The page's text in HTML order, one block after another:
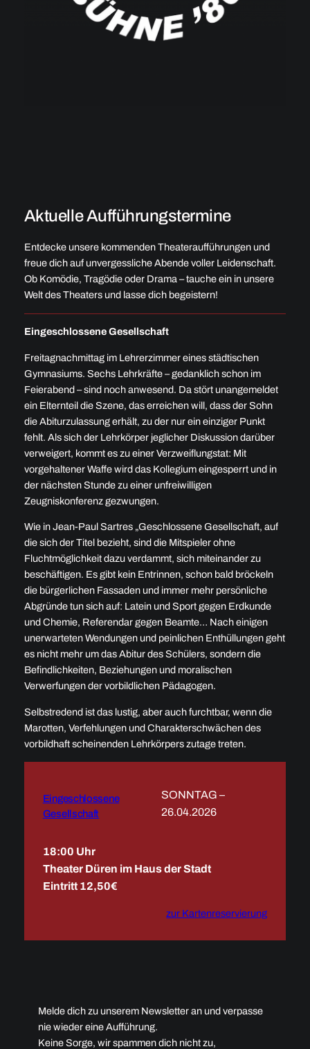
Aktuelle Aufführungstermine
Entdecke unsere kommenden Theateraufführungen und
freue dich auf unvergessliche Abende voller Leidenschaft.
Ob Komödie, Tragödie oder Drama – tauche ein in unsere
Welt des Theaters und lasse dich begeistern!
Eingeschlossene Gesellschaft
Freitagnachmittag im Lehrerzimmer eines städtischen
Gymnasiums. Sechs Lehrkräfte – gedanklich schon im
Feierabend – sind noch anwesend. Da stört unangemeldet
ein Elternteil die Szene, das erreichen will, dass der Sohn
die Abiturzulassung erhält, zu der nur ein einziger Punkt
fehlt. Als sich der Lehrkörper jeglicher Diskussion darüber
verweigert, kommt es zu einer Verzweiflungstat: Mit
vorgehaltener Waffe wird das Kollegium eingesperrt und in
der nächsten Stunde zu einer unfreiwilligen
Zeugniskonferenz gezwungen.
Wie in Jean-Paul Sartres „Geschlossene Gesellschaft, auf
die sich der Titel bezieht, sind die Mitspieler ohne
Fluchtmöglichkeit dazu verdammt, sich miteinander zu
beschäftigen. Es gibt kein Entrinnen, schon bald bröckeln
die bürgerlichen Fassaden und immer mehr persönliche
Abgründe tun sich auf: Latein und Sport gegen Erdkunde
und Chemie, Referendar gegen Beamte… Nach einigen
unerwarteten Wendungen und peinlichen Enthüllungen geht
es nicht mehr um das Abitur des Schülers, sondern die
Befindlichkeiten, Beziehungen und moralischen
Verwerfungen der vorbildlichen Pädagogen.
Selbstredend ist das lustig, aber auch furchtbar, wenn die
Marotten, Verfehlungen und Charakterschwächen des
vorbildhaft scheinenden Lehrkörpers zutage treten.
Eingeschlossene
Gesellschaft
SONNTAG –
26.04.2026
18:00 Uhr
Theater Düren im Haus der Stadt
Eintritt 12,50€
zur Kartenreservierung
Melde dich zu unserem Newsletter an und verpasse
nie wieder eine Aufführung.
Keine Sorge, wir spammen dich nicht zu,